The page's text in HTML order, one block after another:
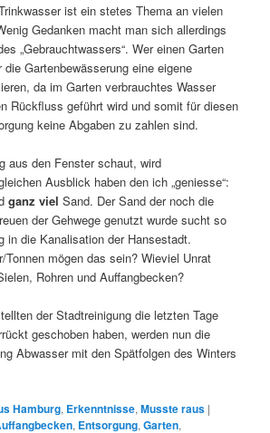
ist ein stetes Thema an vielen
Gedanken macht man sich allerdings
„Gebrauchtwassers“. Wer einen Garten
Gartenbewässerung eine eigene
da im Garten verbrauchtes Wasser
Rückfluss geführt wird und somit für diesen
keine Abgaben zu zahlen sind.
aus den Fenster schaut, wird
Ausblick haben den ich „geniesse“:
ganz viel Sand. Der Sand der noch die
der Gehwege genutzt wurde sucht so
in die Kanalisation der Hansestadt.
Tonnen mögen das sein? Wieviel Unrat
Rohren und Auffangbecken?
der Stadtreinigung die letzten Tage
geschoben haben, werden nun die
Abwasser mit den Spätfolgen des Winters
Hamburg, Erkenntnisse,Musste raus |
, Entsorgung,Garten,